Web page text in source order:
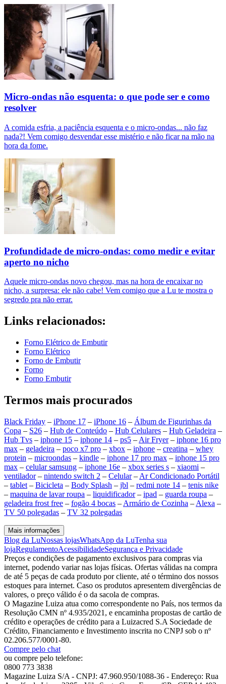
Micro-ondas não esquenta: o que pode ser e como
resolver
A comida esfria, a paciência esquenta e o micro-ondas... não faz
nada?! Vem comigo desvendar esse mistério e não ficar na mão na
hora da fome.
Profundidade de micro-ondas: como medir e evitar
aperto no nicho
Aquele micro-ondas novo chegou, mas na hora de encaixar no
nicho, a surpresa: ele não cabe! Vem comigo que a Lu te mostra o
segredo pra não errar.
Links relacionados:
Forno Elétrico de Embutir
Forno Elétrico
Forno de Embutir
Forno
Forno Embutir
Termos mais procurados
Black Friday – iPhone 17 – iPhone 16 – Álbum de Figurinhas da
Copa – S26 – Hub de Conteúdo – Hub Celulares – Hub Geladeira –
Hub Tvs – iphone 15 – iphone 14 – ps5 – Air Fryer– iphone 16 pro
max – geladeira – poco x7 pro – xbox – iphone – creatina – whey
protein – microondas – kindle – iphone 17 pro max – iphone 15 pro
max – celular samsung – iphone 16e – xbox series s – xiaomi –
ventilador– nintendo switch 2 – Celular– Ar Condicionado Portátil
– tablet – Bicicleta – Body Splash – jbl – redmi note 14 – tenis nike
– maquina de lavar roupa – liquidificador– ipad – guarda roupa –
geladeira frost free – fogão 4 bocas – Armário de Cozinha – Alexa –
TV 50 polegadas – TV 32 polegadas
Mais informações
Blog da LuNossas lojasWhatsApp da LuTenha sua
lojaRegulamentoAcessibilidadeSegurança e Privacidade
Preços e condições de pagamento exclusivos para compras via
internet, podendo variar nas lojas físicas. Ofertas válidas na compra
de até 5 peças de cada produto por cliente, até o término dos nossos
estoques para internet. Caso os produtos apresentem divergências de
valores, o preço válido é o da sacola de compras.
O Magazine Luiza atua como correspondente no País, nos termos da
Resolução CMN nº 4.935/2021, e encaminha propostas de cartão de
crédito e operações de crédito para a Luizacred S.A Sociedade de
Crédito, Financiamento e Investimento inscrita no CNPJ sob o nº
02.206.577/0001-80.
Compre pelo chat
ou compre pelo telefone:
0800 773 3838
Magazine Luiza S/A - CNPJ: 47.960.950/1088-36 - Endereço: Rua